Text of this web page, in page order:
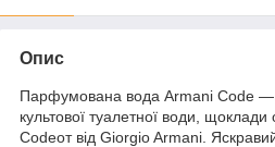
Опис
Парфумована вода Armani Code —
культової туалетної води, щоклади
Codeот від Giorgio Armani.